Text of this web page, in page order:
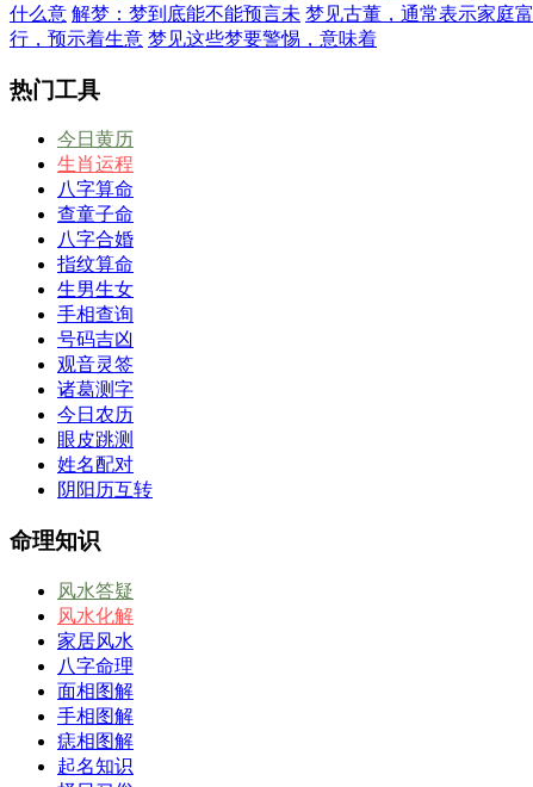
什么意 解梦：梦到底能不能预言未 梦见古董，通常表示家庭富
行，预示着生意 梦见这些梦要警惕，意味着
热门工具
今日黄历
生肖运程
八字算命
查童子命
八字合婚
指纹算命
生男生女
手相查询
号码吉凶
观音灵签
诸葛测字
今日农历
眼皮跳测
姓名配对
阴阳历互转
命理知识
风水答疑
风水化解
家居风水
八字命理
面相图解
手相图解
痣相图解
起名知识